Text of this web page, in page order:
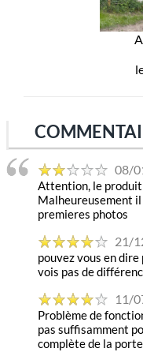
08/
Attention, le produit
Malheureusement il
premieres photos
21/
pouvez vous en
vois pas de
11/
Problème de
pas suffisamment
complète de la